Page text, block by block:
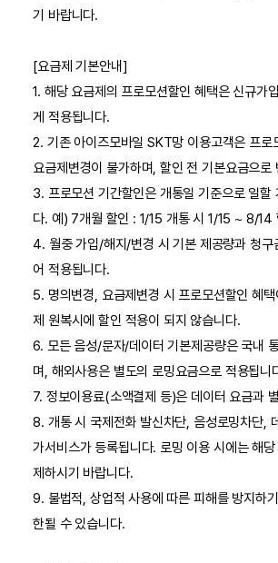
기 바랍니다.
[요금제 기본안내]
1. 해당 요금제의 프로모션할인 혜택은 신규가
게 적용됩니다.
2. 기존 아이즈모바일 SKT망 이용고객은 프로
요금제변경이 불가하며, 할인 전 기본요금으로
3. 프로모션 기간할인은 개통일 기준으로 일할
다. 예) 7개월 할인 : 1/15 개통 시 1/15 ~ 8/14
4. 월중 가입/해지/변경 시 기본 제공량과 청구
어 적용됩니다.
5. 명의변경, 요금제변경 시 프로모션할인 혜
제 원복시에 할인 적용이 되지 않습니다.
6. 모든 음성/문자/데이터 기본제공량은 국내
며, 해외사용은 별도의 로밍요금으로 적용됩니
7. 정보이용료(소액결제 등)은 데이터 요금과
8. 개통 시 국제전화 발신차단, 음성로밍차단,
가서비스가 등록됩니다. 로밍 이용 시에는 해
제하시기 바랍니다.
9. 불법적, 상업적 사용에 따른 피해를 방지하
한될 수 있습니다.